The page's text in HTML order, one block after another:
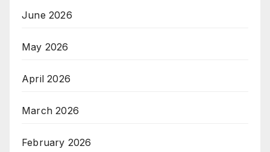
June 2026
May 2026
April 2026
March 2026
February 2026